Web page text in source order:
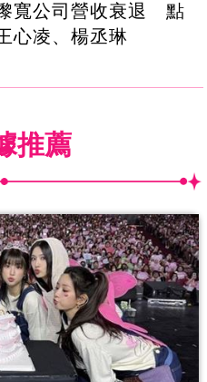
寬公司營收衰退 點
心凌、楊丞琳
推薦